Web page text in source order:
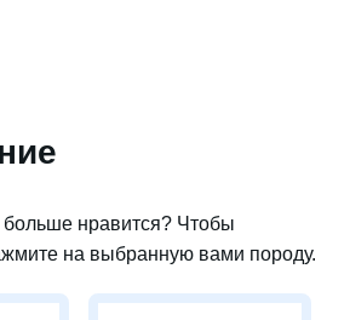
нравится? Чтобы
на выбранную вами породу.